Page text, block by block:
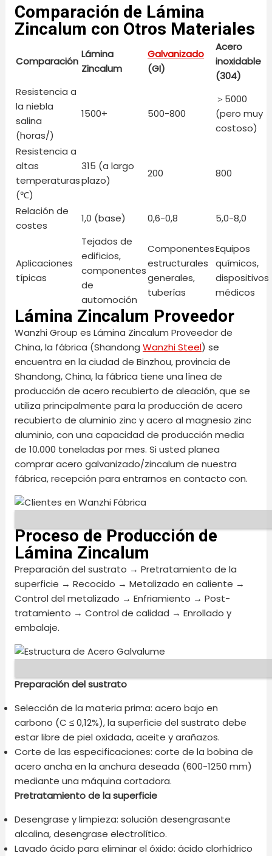
Comparación de Lámina
Zincalum con Otros Materiales
Comparación
Lámina
Zincalum
Galvanizado
(GI)
Acero
inoxidable
(304)
Resistencia a
la niebla
salina
(horas/)
1500+ 500-800
＞5000
(pero muy
costoso)
Resistencia a
altas
temperaturas
(℃)
315 (a largo
plazo)
200 800
Relación de
costes
1,0 (base) 0,6-0,8 5,0-8,0
Aplicaciones
típicas
Tejados de
edificios,
componentes
de
automoción
Componentes
estructurales
generales,
tuberías
Equipos
químicos,
dispositivos
médicos
Lámina Zincalum Proveedor
Wanzhi Group es Lámina Zincalum Proveedor de
China, la fábrica (ShandongWanzhi Steel) se
encuentra en la ciudad de Binzhou, provincia de
Shandong, China, la fábrica tiene una línea de
producción de acero recubierto de aleación, que se
utiliza principalmente para la producción de acero
recubierto de aluminio zinc y acero al magnesio zinc
aluminio, con una capacidad de producción media
de 10.000 toneladas por mes. Si usted planea
comprar acero galvanizado/zincalum de nuestra
fábrica, recepción para entrarnos en contacto con.
Proceso de Producción de
Lámina Zincalum
Preparación del sustrato → Pretratamiento de la
superficie → Recocido → Metalizado en caliente →
Control del metalizado → Enfriamiento → Post-
tratamiento → Control de calidad → Enrollado y
embalaje.
Preparación del sustrato
Selección de la materia prima: acero bajo en
carbono (C ≤ 0,12%), la superficie del sustrato debe
estar libre de piel oxidada, aceite y arañazos.
Corte de las especificaciones: corte de la bobina de
acero ancha en la anchura deseada (600-1250 mm)
mediante una máquina cortadora.
Pretratamiento de la superficie
Desengrase y limpieza: solución desengrasante
alcalina, desengrase electrolítico.
Lavado ácido para eliminar el óxido: ácido clorhídrico